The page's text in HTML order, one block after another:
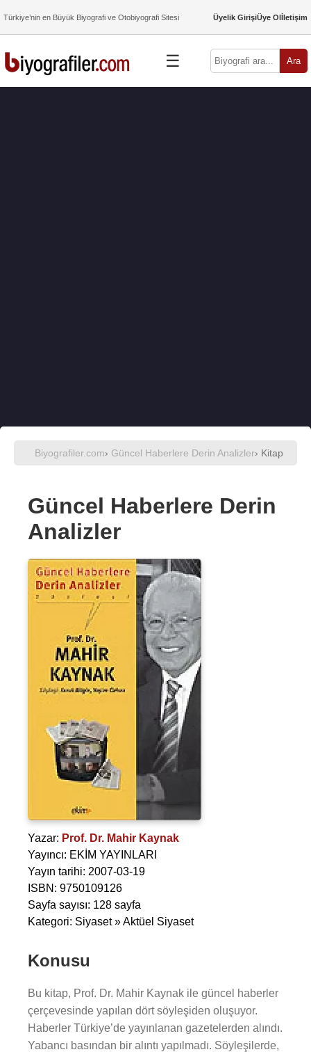
Türkiye’nin en Büyük Biyografi ve Otobiyografi Sitesi Üyelik GirişiÜye Olİletişim
☰ Ara
Biyografiler.com› Güncel Haberlere Derin Analizler› Kitap
Güncel Haberlere Derin
Analizler
Yazar: Prof. Dr. Mahir Kaynak
Yayıncı: EKİM YAYINLARI
Yayın tarihi: 2007-03-19
ISBN: 9750109126
Sayfa sayısı: 128 sayfa
Kategori: Siyaset » Aktüel Siyaset
Konusu
Bu kitap, Prof. Dr. Mahir Kaynak ile güncel haberler
çerçevesinde yapılan dört söyleşiden oluşuyor.
Haberler Türkiye’de yayınlanan gazetelerden alındı.
Yabancı basından bir alıntı yapılmadı. Söyleşilerde,